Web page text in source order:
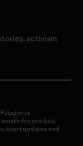
activism
emails for product
event updates and